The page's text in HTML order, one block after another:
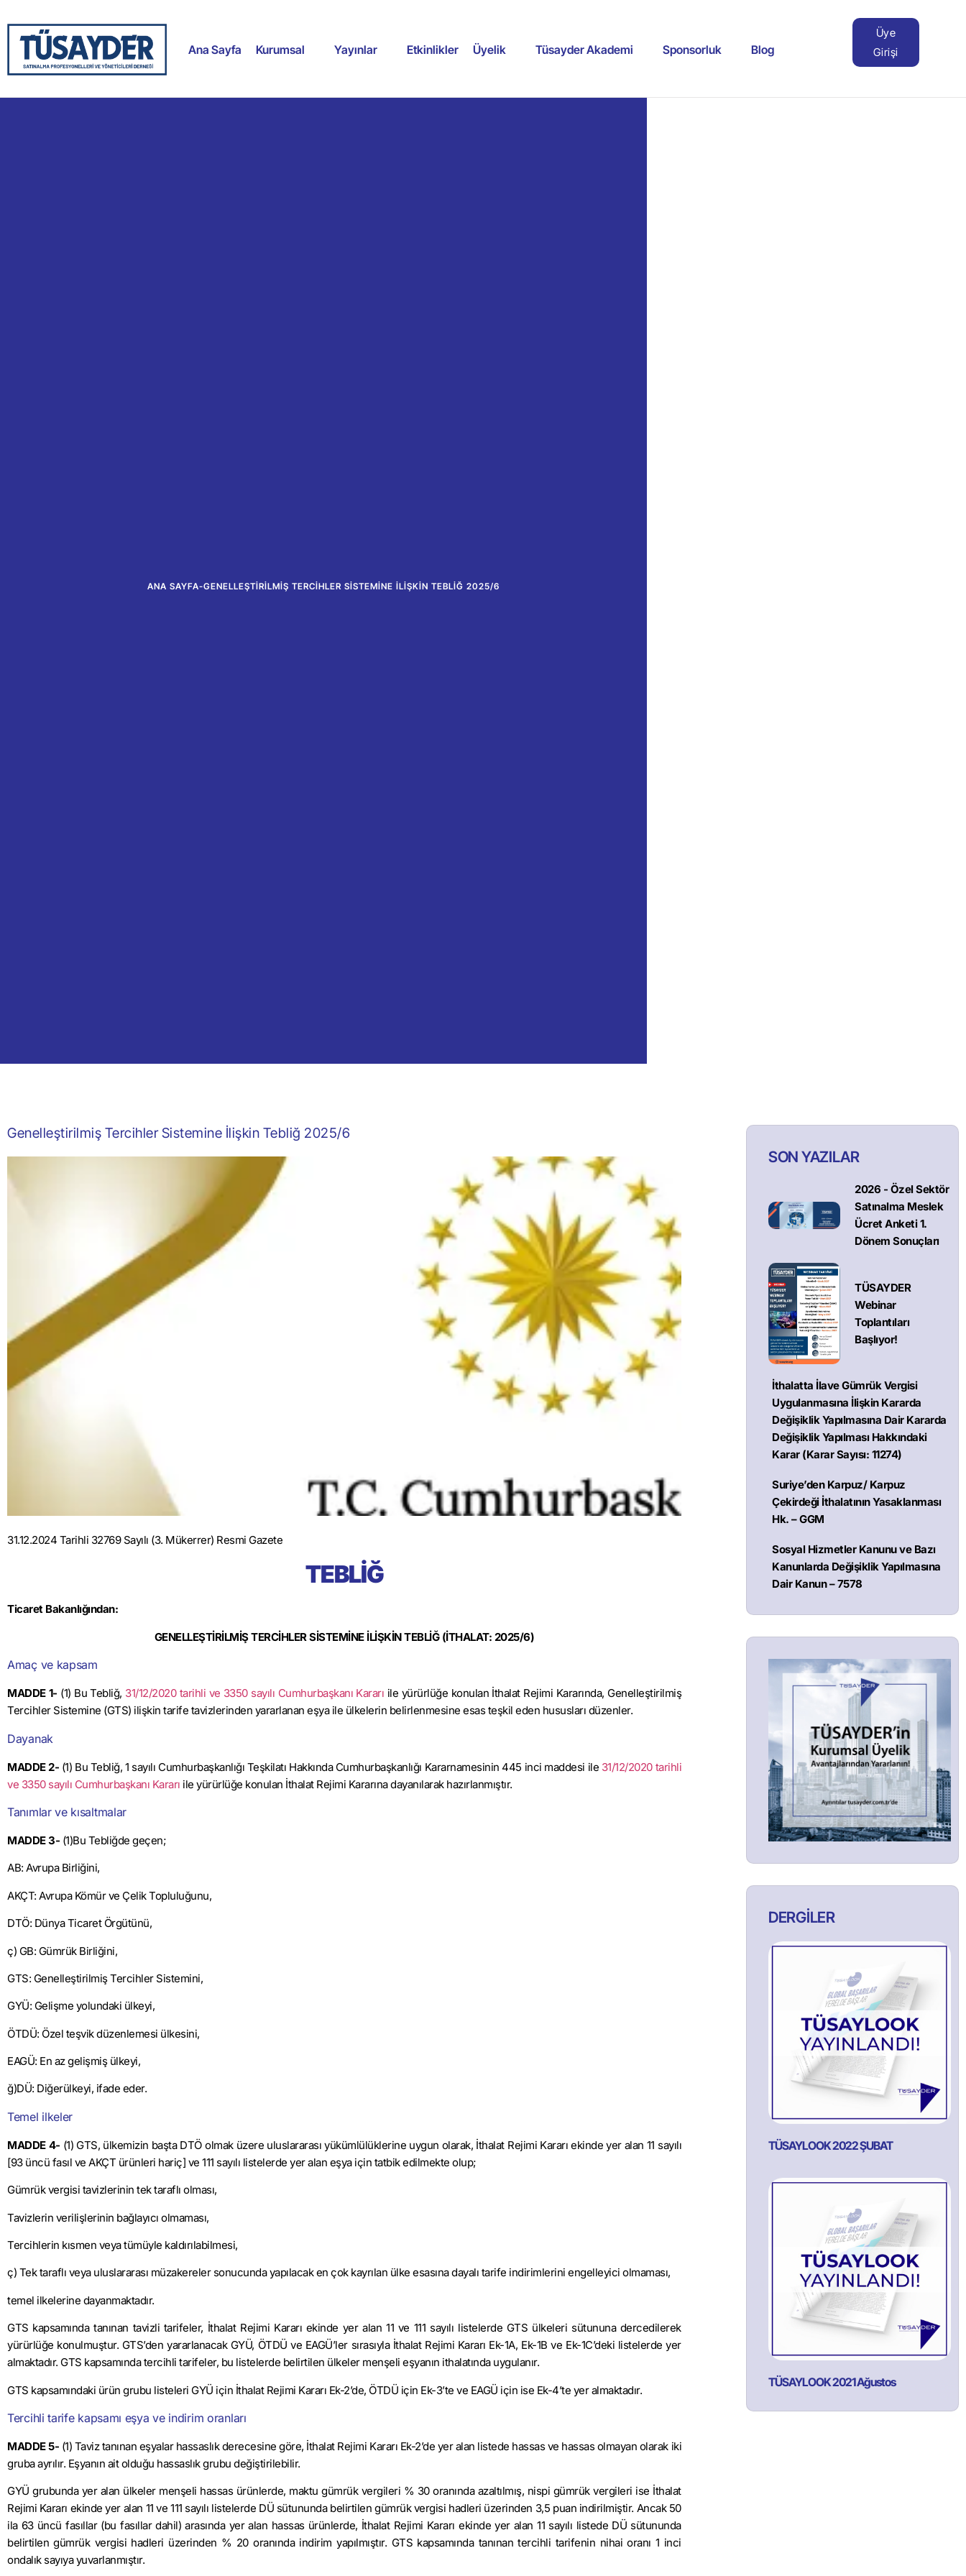
Ana Sayfa Kurumsal Yayınlar Etkinlikler Üyelik Tüsayder Akademi Sponsorluk Blog
Üye
Girişi
ANA SAYFA-GENELLEŞTIRILMIŞ TERCIHLER SISTEMINE İLIŞKIN TEBLIĞ 2025/6
Genelleştirilmiş Tercihler Sistemine İlişkin Tebliğ 2025/6
31.12.2024 Tarihli 32769 Sayılı (3. Mükerrer) Resmi Gazete
TEBLİĞ
Ticaret Bakanlığından:
GENELLEŞTİRİLMİŞ TERCİHLER SİSTEMİNE İLİŞKİN TEBLİĞ (İTHALAT: 2025/6)
Amaç ve kapsam
MADDE 1- (1) Bu Tebliğ, 31/12/2020 tarihli ve 3350 sayılı Cumhurbaşkanı Kararı ile yürürlüğe konulan İthalat Rejimi Kararında, Genelleştirilmiş
Tercihler Sistemine (GTS) ilişkin tarife tavizlerinden yararlanan eşya ile ülkelerin belirlenmesine esas teşkil eden hususları dü­zenler.
Dayanak
MADDE 2- (1) Bu Tebliğ, 1 sayılı Cumhurbaşkanlığı Teşkilatı Hakkında Cumhurbaş­kanlığı Kararnamesinin 445 inci maddesi ile 31/12/2020 tarihli
ve 3350 sayılı Cumhurbaşkanı Kararı ile yürürlüğe konulan İthalat Rejimi Kararına dayanılarak hazırlanmıştır.
Tanımlar ve kısaltmalar
MADDE 3- (1)Bu Tebliğde geçen;
AB: Avrupa Birliğini,
AKÇT: Avrupa Kömür ve Çelik Topluluğunu,
DTÖ: Dünya Ticaret Örgütünü,
ç) GB: Gümrük Birliğini,
GTS: Genelleştirilmiş Tercihler Sistemini,
GYÜ: Gelişme yolundaki ülkeyi,
ÖTDÜ: Özel teşvik düzenlemesi ülkesini,
EAGÜ: En az gelişmiş ülkeyi,
ğ)DÜ: Diğerülkeyi, ifade eder.
Temel ilkeler
MADDE 4- (1) GTS, ülkemizin başta DTÖ olmak üzere uluslararası yükümlülüklerine uygun olarak, İthalat Rejimi Kararı ekinde yer alan 11 sayılı
[93 üncü fasıl ve AKÇT ürünleri hariç] ve 111 sayılı listelerde yer alan eşya için tatbik edilmekte olup;
Gümrük vergisi tavizlerinin tek taraflı olması,
Tavizlerin verilişlerinin bağlayıcı olmaması,
Tercihlerin kısmen veya tümüyle kaldırılabilmesi,
ç) Tek taraflı veya uluslararası müzakereler sonucunda yapılacak en çok kayrılan ülke esasına dayalı tarife indirimlerini engelleyici olmaması,
temel ilkelerine dayanmaktadır.
GTS kapsamında tanınan tavizli tarifeler, İthalat Rejimi Kararı ekinde yer alan 11 ve 111 sayılı listelerde GTS ülkeleri sütununa dercedilerek
yürürlüğe konulmuştur. GTS’den yararlanacak GYÜ, ÖTDÜ ve EAGÜ’ler sırasıyla İthalat Rejimi Kararı Ek-1A, Ek-1B ve Ek-1C’deki listelerde yer
almaktadır. GTS kapsamında tercihli tarifeler, bu listelerde belirtilen ülkeler menşeli eşyanın ithalatında uygulanır.
GTS kapsamındaki ürün grubu listeleri GYÜ için İthalat Rejimi Kararı Ek-2’de, ÖTDÜ için Ek-3’te ve EAGÜ için ise Ek-4’te yer almaktadır.
Tercihli tarife kapsamı eşya ve indirim oranları
MADDE 5- (1) Taviz tanınan eşyalar hassaslık derecesine göre, İthalat Rejimi Kararı Ek-2’de yer alan listede hassas ve hassas olmayan olarak iki
gruba ayrılır. Eşyanın ait olduğu hassaslık grubu değiştirilebilir.
GYÜ grubunda yer alan ülkeler menşeli hassas ürünlerde, maktu gümrük vergileri % 30 oranında azaltılmış, nispi gümrük vergileri ise İthalat
Rejimi Kararı ekinde yer alan 11 ve 111 sayılı listelerde DÜ sütununda belirtilen gümrük vergisi hadleri üzerinden 3,5 puan indiril­miştir. Ancak 50
ila 63 üncü fasıllar (bu fasıllar dahil) arasında yer alan hassas ürünlerde, İthalat Rejimi Kararı ekinde yer alan 11 sayılı listede DÜ sütununda
belirtilen gümrük vergisi hadleri üzerinden % 20 oranında indirim yapılmıştır. GTS kapsamında tanınan tercihli tarifenin nihai oranı 1 inci
ondalık sayıya yuvarlanmıştır.
SON YAZILAR
2026 - Özel Sektör
Satınalma Meslek
Ücret Anketi 1.
Dönem Sonuçları
TÜSAYDER
Webinar
Toplantıları
Başlıyor!
İthalatta İlave Gümrük Vergisi
Uygulanmasına İlişkin Kararda
Değişiklik Yapılmasına Dair Kararda
Değişiklik Yapılması Hakkındaki
Karar (Karar Sayısı: 11274)
Suriye’den Karpuz/ Karpuz
Çekirdeği İthalatının Yasaklanması
Hk. – GGM
Sosyal Hizmetler Kanunu ve Bazı
Kanunlarda Değişiklik Yapılmasına
Dair Kanun – 7578
DERGİLER
TÜSAYLOOK 2022 ŞUBAT
TÜSAYLOOK 2021 Ağustos